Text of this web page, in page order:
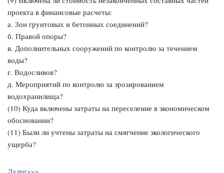
проекта в финансовые расчеты:
а. Зон грунтовых и бетонных соединений?
б. Правой опоры?
в. Дополнительных сооружений по контролю за течением
воды?
г. Водосливов?
д. Мероприятий по контролю за эрозированием
водохранилища?
(10) Куда включены затраты на переселение в экономическом
обосновании?
(11) Были ли учтены затраты на смягчение экологического
ущерба?